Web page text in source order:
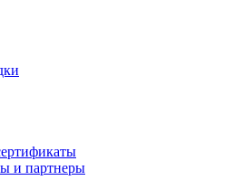
и партнеры